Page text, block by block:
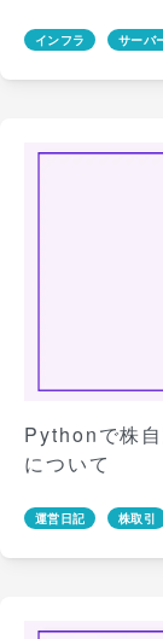
インフラ サーバ
Pythonで株
について
運営日記 株取引